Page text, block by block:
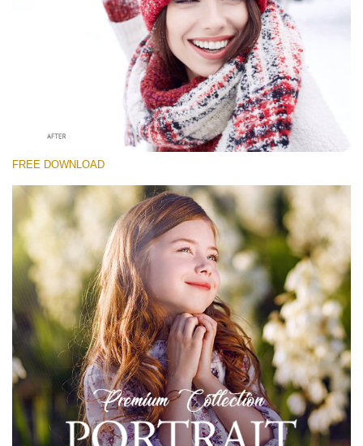
Portrait Complete
Kostenloser Download
FREE DOWNLOAD